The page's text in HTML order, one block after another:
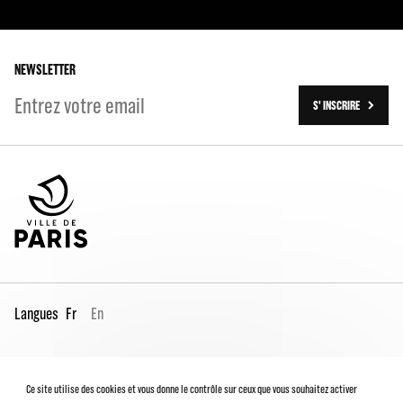
NEWSLETTER
S' INSCRIRE
Langues Fr En
Conditions générales de vente
Charte du spectateur
Ce site utilise des cookies et vous donne le contrôle sur ceux que vous souhaitez activer